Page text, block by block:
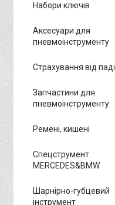
Набори ключів
Аксесуари для
пневмоінструменту
Страхування від
Запчастини для
пневмоінструменту
Ремені, кишені
Спецструмент
MERCEDES&BMW
Шарнірно-губцевий
інструмент